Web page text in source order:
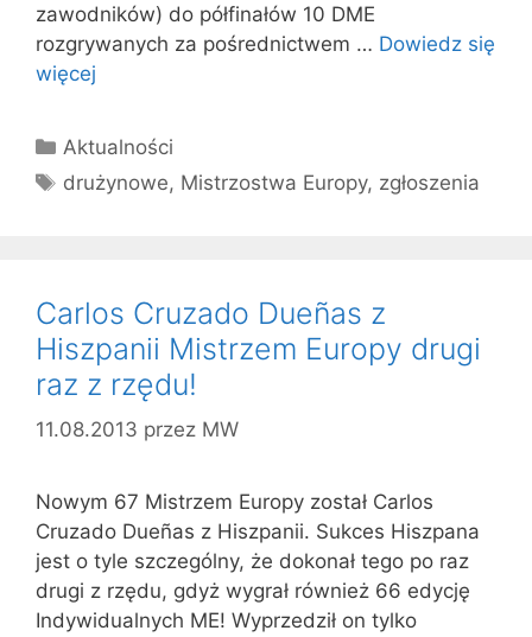
zawodników) do półfinałów 10 DME
rozgrywanych za pośrednictwem … Dowiedz się
więcej
Kategorie
Aktualności
Tagi
drużynowe, Mistrzostwa Europy, zgłoszenia
Carlos Cruzado Dueñas z
Hiszpanii Mistrzem Europy drugi
raz z rzędu!
11.08.2013 przez MW
Nowym 67 Mistrzem Europy został Carlos
Cruzado Dueñas z Hiszpanii. Sukces Hiszpana
jest o tyle szczególny, że dokonał tego po raz
drugi z rzędu, gdyż wygrał również 66 edycję
Indywidualnych ME! Wyprzedził on tylko